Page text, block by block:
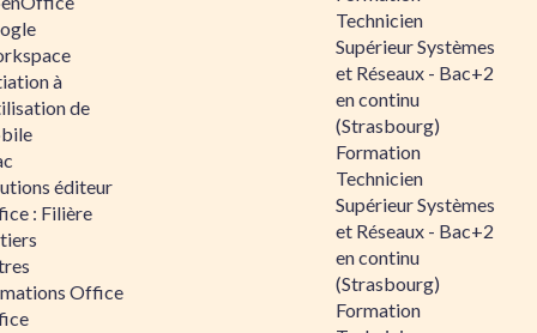
à
de
éditeur
: Filière
Office
Technicien
Supérieur Systèmes
et Réseaux - Bac+2
en continu
(Strasbourg)
Formation
Technicien
Supérieur Systèmes
et Réseaux - Bac+2
en continu
(Strasbourg)
Formation